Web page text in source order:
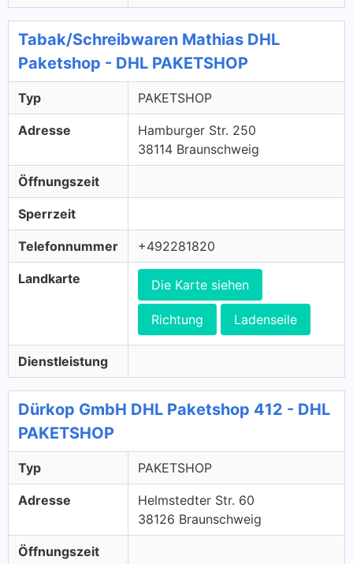
Tabak/Schreibwaren Mathias DHL
Paketshop - DHL PAKETSHOP
Typ PAKETSHOP
Adresse
Hamburger Str. 250
38114 Braunschweig
Öffnungszeit
Sperrzeit
Telefonnummer +492281820
Landkarte Die Karte siehen
Richtung Ladenseile
Dienstleistung
Dürkop GmbH DHL Paketshop 412 - DHL
PAKETSHOP
Typ PAKETSHOP
Adresse
Helmstedter Str. 60
38126 Braunschweig
Öffnungszeit